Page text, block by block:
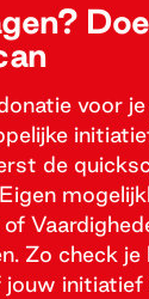
voor
de
Zo check je
jouw initiatief